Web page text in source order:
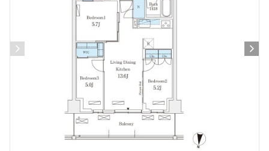
指定なし
1分以内
5分以内
15分以内